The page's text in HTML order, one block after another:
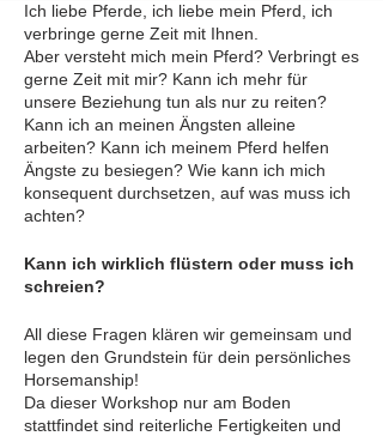
Ich liebe Pferde, ich liebe mein Pferd, ich
verbringe gerne Zeit mit Ihnen.
Aber versteht mich mein Pferd? Verbringt es
gerne Zeit mit mir? Kann ich mehr für
unsere Beziehung tun als nur zu reiten?
Kann ich an meinen Ängsten alleine
arbeiten? Kann ich meinem Pferd helfen
Ängste zu besiegen? Wie kann ich mich
konsequent durchsetzen, auf was muss ich
achten?
Kann ich wirklich flüstern oder muss ich
schreien?
All diese Fragen klären wir gemeinsam und
legen den Grundstein für dein persönliches
Horsemanship!
Da dieser Workshop nur am Boden
stattfindet sind reiterliche Fertigkeiten und